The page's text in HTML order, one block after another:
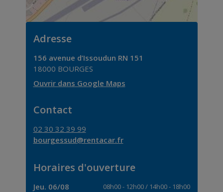
Adresse
156 avenue d’Issoudun RN 151
18000 BOURGES
Ouvrir dans Google Maps
Contact
02 30 32 39 99
bourgessud@rentacar.fr
Horaires d'ouverture
Jeu. 06/08 08h00- 12h00/ 14h00- 18h00